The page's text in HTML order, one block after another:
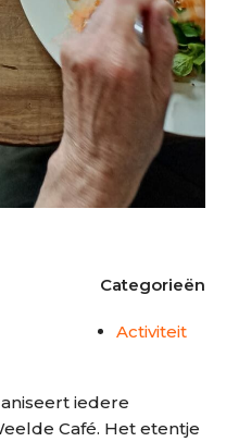
Categorieën
Activiteit
iedere
Café. Het etentje